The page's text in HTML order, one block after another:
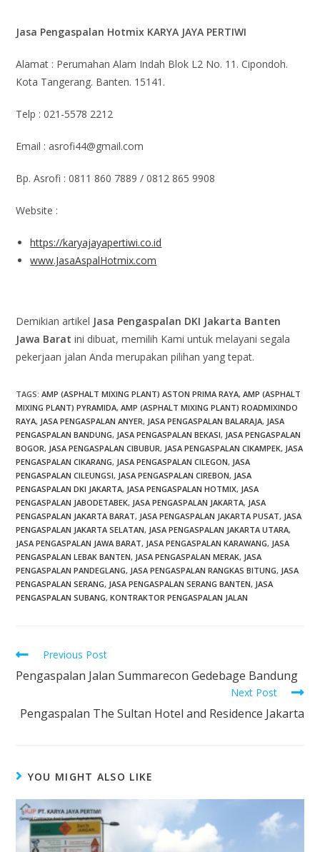
Jasa Pengaspalan Hotmix KARYA JAYA PERTIWI
Alamat : Perumahan Alam Indah Blok L2 No. 11. Cipondoh.
Kota Tangerang. Banten. 15141.
Telp : 021-5578 2212
Email : asrofi44@gmail.com
Bp. Asrofi : 0811 860 7889 / 0812 865 9908
Website :
https://karyajayapertiwi.co.id
www.JasaAspalHotmix.com
Demikian artikel Jasa Pengaspalan DKI Jakarta Banten
Jawa Baratini dibuat, memilih Kami untuk melayani segala
pekerjaan jalan Anda merupakan pilihan yang tepat.
TAGS:AMP (ASPHALT MIXING PLANT) ASTON PRIMA RAYA, AMP (ASPHALT
MIXING PLANT) PYRAMIDA, AMP (ASPHALT MIXING PLANT) ROADMIXINDO
RAYA, JASA PENGASPALAN ANYER, JASA PENGASPALAN BALARAJA, JASA
PENGASPALAN BANDUNG, JASA PENGASPALAN BEKASI, JASA PENGASPALAN
BOGOR, JASA PENGASPALAN CIBUBUR, JASA PENGASPALAN CIKAMPEK, JASA
PENGASPALAN CIKARANG, JASA PENGASPALAN CILEGON, JASA
PENGASPALAN CILEUNGSI, JASA PENGASPALAN CIREBON, JASA
PENGASPALAN DKI JAKARTA, JASA PENGASPALAN HOTMIX, JASA
PENGASPALAN JABODETABEK, JASA PENGASPALAN JAKARTA, JASA
PENGASPALAN JAKARTA BARAT, JASA PENGASPALAN JAKARTA PUSAT, JASA
PENGASPALAN JAKARTA SELATAN, JASA PENGASPALAN JAKARTA UTARA,
JASA PENGASPALAN JAWA BARAT, JASA PENGASPALAN KARAWANG, JASA
PENGASPALAN LEBAK BANTEN, JASA PENGASPALAN MERAK, JASA
PENGASPALAN PANDEGLANG, JASA PENGASPALAN RANGKAS BITUNG, JASA
PENGASPALAN SERANG, JASA PENGASPALAN SERANG BANTEN, JASA
PENGASPALAN SUBANG, KONTRAKTOR PENGASPALAN JALAN
Previous Post
Pengaspalan Jalan Summarecon Gedebage Bandung
Next Post
Pengaspalan The Sultan Hotel and Residence Jakarta
YOU MIGHT ALSO LIKE